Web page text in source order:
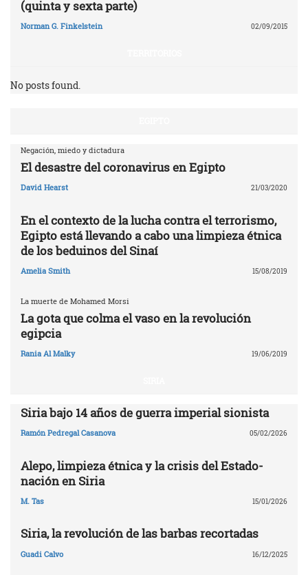
(quinta y sexta parte)
Norman G. Finkelstein 02/09/2015
No posts found.
Negación, miedo y dictadura
El desastre del coronavirus en Egipto
David Hearst 21/03/2020
En el contexto de la lucha contra el terrorismo,
Egipto está llevando a cabo una limpieza étnica
de los beduinos del Sinaí
Amelia Smith 15/08/2019
La muerte de Mohamed Morsi
La gota que colma el vaso en la revolución
egipcia
Rania Al Malky 19/06/2019
Siria bajo 14 años de guerra imperial sionista
Ramón Pedregal Casanova 05/02/2026
Alepo, limpieza étnica y la crisis del Estado-
nación en Siria
M. Tas 15/01/2026
Siria, la revolución de las barbas recortadas
Guadi Calvo 16/12/2025